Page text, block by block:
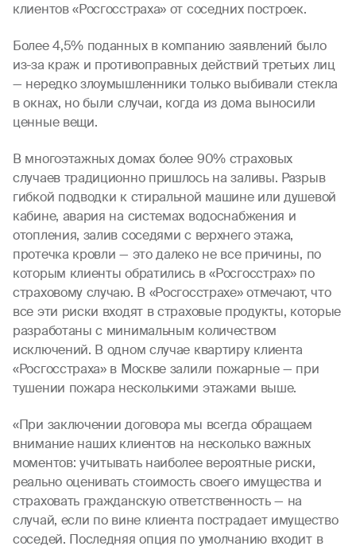
клиентов «Росгосстраха» от соседних построек.
Более 4,5% поданных в компанию заявлений было
из-за краж и противоправных действий третьих лиц
— нередко злоумышленники только выбивали стекла
в окнах, но были случаи, когда из дома выносили
ценные вещи.
В многоэтажных домах более 90% страховых
случаев традиционно пришлось на заливы. Разрыв
гибкой подводки к стиральной машине или душевой
кабине, авария на системах водоснабжения и
отопления, залив соседями с верхнего этажа,
протечка кровли — это далеко не все причины, по
которым клиенты обратились в «Росгосстрах» по
страховому случаю. В «Росгосстрахе» отмечают, что
все эти риски входят в страховые продукты, которые
разработаны с минимальным количеством
исключений. В одном случае квартиру клиента
«Росгосстраха» в Москве залили пожарные — при
тушении пожара несколькими этажами выше.
«При заключении договора мы всегда обращаем
внимание наших клиентов на несколько важных
моментов: учитывать наиболее вероятные риски,
реально оценивать стоимость своего имущества и
страховать гражданскую ответственность — на
случай, если по вине клиента пострадает имущество
соседей. Последняя опция по умолчанию входит в